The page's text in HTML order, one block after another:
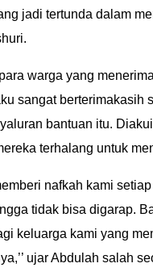
jadi tertunda dalam
warga yang
sangat berterimakasih
bantuan itu.
terhalang untuk
nafkah kami
tidak bisa digarap.
keluarga kami yang
ujar Abdulah salah